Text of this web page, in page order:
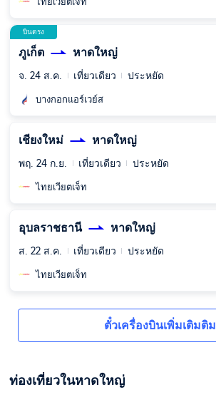
บินตรง
ภูเก็ต หาดใหญ่
จ. 24 ส.ค. เที่ยวเดียว ประหยัด
บางกอกแอร์เวย์ส
เชียงใหม่ หาดใหญ่
พฤ. 24 ก.ย. เที่ยวเดียว ประหยัด
ไทยเวียตเจ็ท
อุบลราชธานี หาดใหญ่
ส. 22 ส.ค. เที่ยวเดียว ประหยัด
ไทยเวียตเจ็ท
ตั๋วเครื่องบินเพิ่มเติมติม
ท่องเที่ยวในหาดใหญ่